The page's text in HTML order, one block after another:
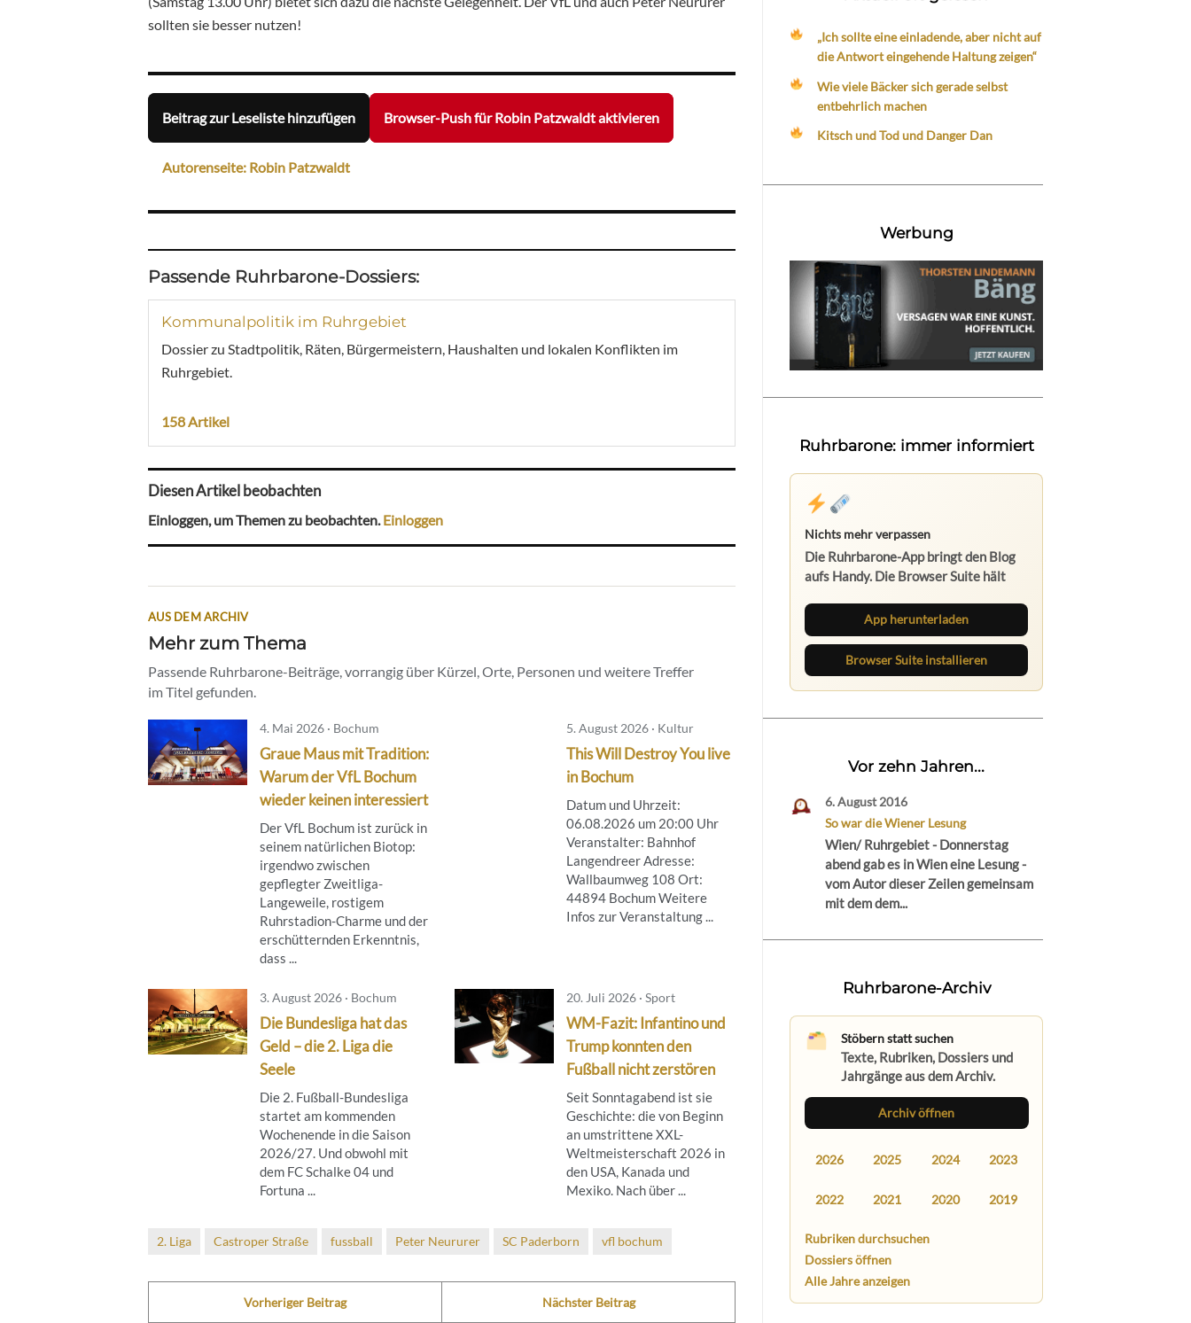
sollten sie besser nutzen!
Beitrag zur Leseliste hinzufügen Browser-Push für Robin Patzwaldt aktivieren
Autorenseite: Robin Patzwaldt
Passende Ruhrbarone-Dossiers:
Kommunalpolitik im Ruhrgebiet
Dossier zu Stadtpolitik, Räten, Bürgermeistern, Haushalten und lokalen Konflikten im
Ruhrgebiet.
158 Artikel
Diesen Artikel beobachten
Einloggen, um Themen zu beobachten.Einloggen
AUS DEM ARCHIV
Mehr zum Thema
Passende Ruhrbarone-Beiträge, vorrangig über Kürzel, Orte, Personen und weitere Treffer
im Titel gefunden.
4. Mai 2026 · Bochum
Graue Maus mit Tradition:
Warum der VfL Bochum
wieder keinen interessiert
Der VfL Bochum ist zurück in
seinem natürlichen Biotop:
irgendwo zwischen
gepflegter Zweitliga-
Langeweile, rostigem
Ruhrstadion-Charme und der
erschütternden Erkenntnis,
dass ...
5. August 2026 · Kultur
This Will Destroy You live
in Bochum
Datum und Uhrzeit:
06.08.2026 um 20:00 Uhr
Veranstalter: Bahnhof
Langendreer Adresse:
Wallbaumweg 108 Ort:
44894 Bochum Weitere
Infos zur Veranstaltung ...
3. August 2026 · Bochum
Die Bundesliga hat das
Geld – die 2. Liga die
Seele
Die 2. Fußball-Bundesliga
startet am kommenden
Wochenende in die Saison
2026/27. Und obwohl mit
dem FC Schalke 04 und
Fortuna ...
20. Juli 2026 · Sport
WM-Fazit: Infantino und
Trump konnten den
Fußball nicht zerstören
Seit Sonntagabend ist sie
Geschichte: die von Beginn
an umstrittene XXL-
Weltmeisterschaft 2026 in
den USA, Kanada und
Mexiko. Nach über ...
2. Liga Castroper Straße fussball Peter Neururer SC Paderborn vfl bochum
Vorheriger Beitrag Nächster Beitrag
„Ich sollte eine einladende, aber nicht auf
die Antwort eingehende Haltung zeigen“
Wie viele Bäcker sich gerade selbst
entbehrlich machen
Kitsch und Tod und Danger Dan
Werbung
Ruhrbarone: immer informiert
Nichts mehr verpassen
Die Ruhrbarone-App bringt den Blog
aufs Handy. Die Browser Suite hält
App herunterladen
Browser Suite installieren
Vor zehn Jahren...
6. August 2016
So war die Wiener Lesung
Wien/ Ruhrgebiet - Donnerstag
abend gab es in Wien eine Lesung -
vom Autor dieser Zeilen gemeinsam
mit dem dem...
Ruhrbarone-Archiv
Stöbern statt suchen
Texte, Rubriken, Dossiers und
Jahrgänge aus dem Archiv.
Archiv öffnen
2026 2025 2024 2023
2022 2021 2020 2019
Rubriken durchsuchen
Dossiers öffnen
Alle Jahre anzeigen